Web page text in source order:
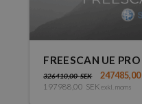
FREESCAN UE PRO
326410,00SEK 247485,00
197988,00 SEK exkl. moms